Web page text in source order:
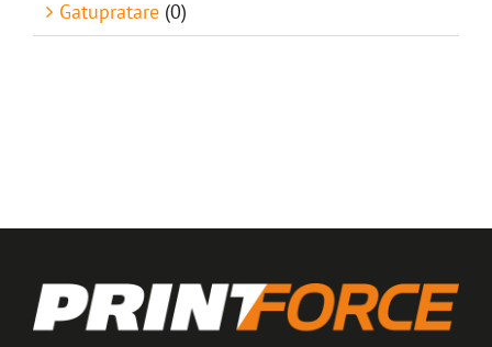
Gatupratare (0)